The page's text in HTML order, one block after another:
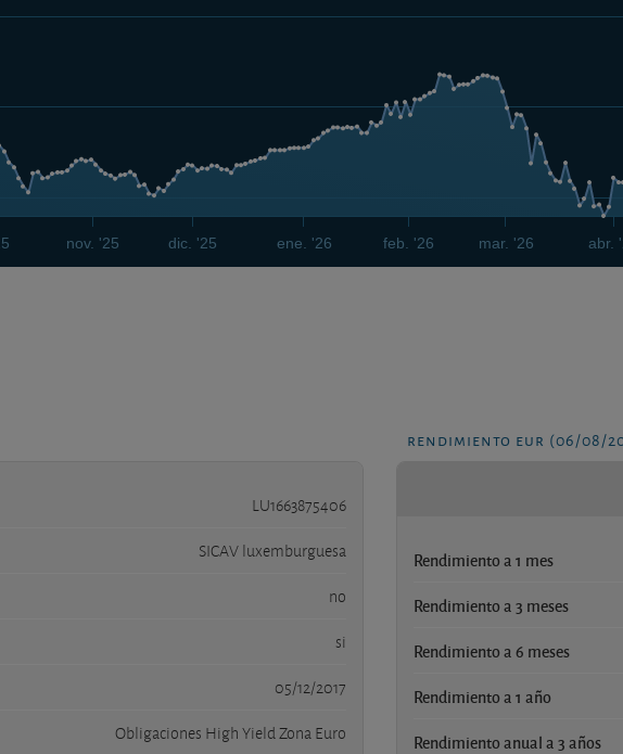
nov. '25 dic. '25 ene. '26 feb. '26 mar. '26 abr.
LU1663875406
SICAV luxemburguesa
no
si
05/12/2017
Obligaciones High Yield Zona Euro
rendimiento eur (06/08/
Rendimiento a 1 mes
Rendimiento a 3 meses
Rendimiento a 6 meses
Rendimiento a 1 año
Rendimiento anual a 3 años